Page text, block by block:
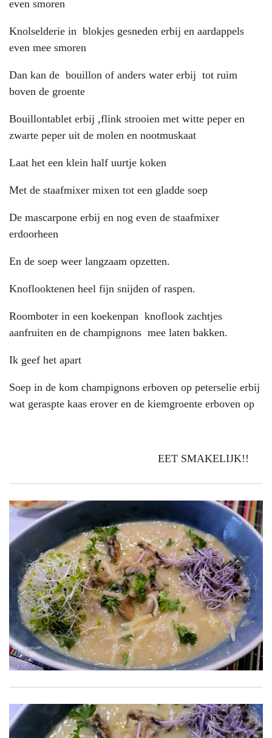
even smoren
Knolselderie in blokjes gesneden erbij en aardappels
even mee smoren
Dan kan de bouillon of anders water erbij tot ruim
boven de groente
Bouillontablet erbij ,flink strooien met witte peper en
zwarte peper uit de molen en nootmuskaat
Laat het een klein half uurtje koken
Met de staafmixer mixen tot een gladde soep
De mascarpone erbij en nog even de staafmixer
erdoorheen
En de soep weer langzaam opzetten.
Knoflooktenen heel fijn snijden of raspen.
Roomboter in een koekenpan knoflook zachtjes
aanfruiten en de champignons mee laten bakken.
Ik geef het apart
Soep in de kom champignons erboven op peterselie erbij
wat geraspte kaas erover en de kiemgroente erboven op
EET SMAKELIJK!!